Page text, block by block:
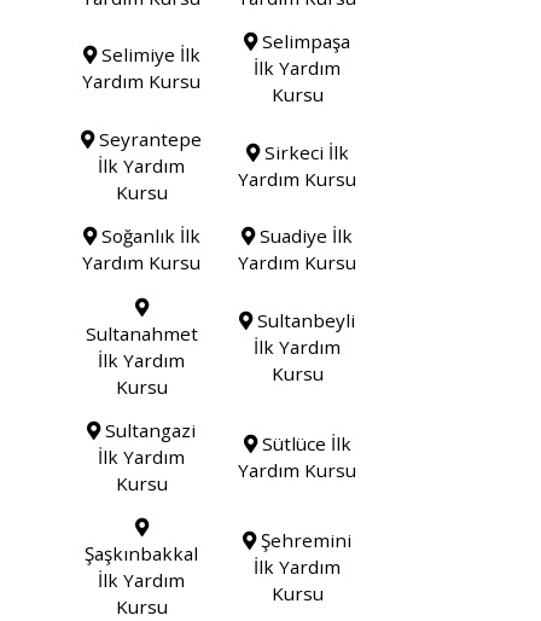
Selimiye İlk
Yardım Kursu
Selimpaşa
İlk Yardım
Kursu
Seyrantepe
İlk Yardım
Kursu
Sirkeci İlk
Yardım Kursu
Soğanlık İlk
Yardım Kursu
Suadiye İlk
Yardım Kursu
Sultanahmet
İlk Yardım
Kursu
Sultanbeyli
İlk Yardım
Kursu
Sultangazi
İlk Yardım
Kursu
Sütlüce İlk
Yardım Kursu
Şaşkınbakkal
İlk Yardım
Kursu
Şehremini
İlk Yardım
Kursu